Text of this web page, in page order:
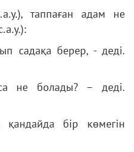
таппаған адам не
садақа берер, - деді.
не болады? – деді.
бір көмегін